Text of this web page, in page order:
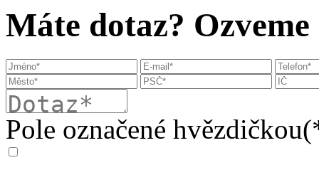
Máte dotaz? Ozveme
Pole označené